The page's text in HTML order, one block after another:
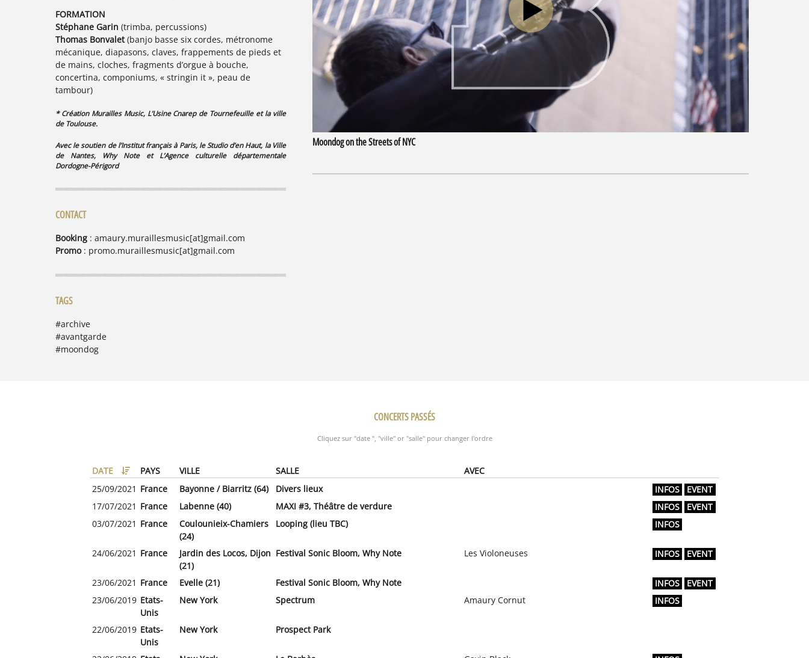
FORMATION
Stéphane Garin (trimba, percussions)
Thomas Bonvalet(banjo basse six cordes, métronome
mécanique, diapasons, claves, frappements de pieds et
de mains, cloches, fragments d’orgue à bouche,
concertina, componiums, « stringin it », peau de
tambour)
* Création Murailles Music, L’Usine Cnarep de Tournefeuille etla ville
de Toulouse.
Avec le soutien de l’Institut français à Paris, le Studio d’en Haut, la Ville
de Nantes,
Why Note etL’Agence culturelle départementale
Dordogne-Périgord
CONTACT
Booking : amaury.muraillesmusic[at]gmail.com
Promo: promo.muraillesmusic[at]gmail.com
TAGS
#archive
#avantgarde
#moondog
Moondog on the Streets of NYC
CONCERTS PASSÉS
Cliquez sur "date ", "ville" or "salle" pour changer l'ordre
DATE PAYS VILLE SALLE
AVEC
25/09/2021 France Bayonne / Biarritz (64) Divers lieux INFOS
EVENT
17/07/2021 France Labenne (40) MAXI #3, Théâtre de verdure INFOS
EVENT
03/07/2021 France
Coulounieix-Chamiers
(24)
Looping (lieu TBC) INFOS
24/06/2021 France
Jardin des Locos, Dijon
(21)
Festival Sonic Bloom, Why Note Les Violoneuses INFOS EVENT
23/06/2021 France Evelle (21) Festival Sonic Bloom, Why Note INFOS
EVENT
23/06/2019 Etats-
Unis
New York Spectrum Amaury Cornut INFOS
22/06/2019 Etats-
Unis
New York Prospect Park